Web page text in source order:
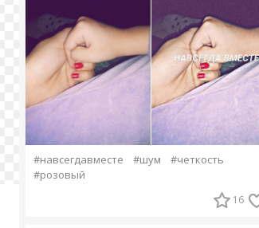
#навсегдавместе #шум
#четкость
#розовый
16